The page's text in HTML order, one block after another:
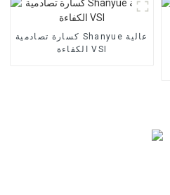
كسارة تصادمية Shanyue عالية
الكفاءة VSI